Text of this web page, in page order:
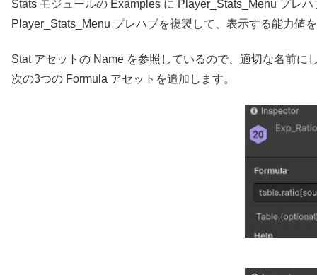
Stats モジュールの Examples に Player_Stats_Menu プレ
Player_Stats_Menu プレハブを複製して、表示する能力値
Stat アセットの Name を参照しているので、適切な名前に
次の3つの Formula アセットを追加します。